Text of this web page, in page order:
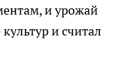
и урожай
и считал